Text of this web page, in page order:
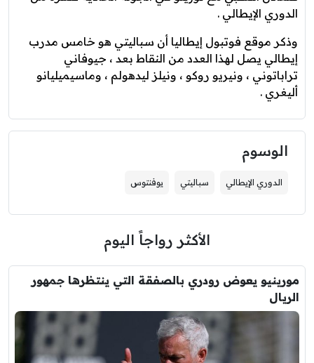
الدوري الإيطالي .
وذكر موقع فوتبول إيطاليا أن سباليتي هو خامس مدرب
إيطالي يصل لهذا العدد من النقاط بعد ، جيوفاني
تراباتوني ، ونيريو روكو ، ونيلز ليدهولم ، وماسيميليانو
أليغري .
الوسوم
الدوري الإيطالي سباليتي يوفنتوس
الأكثر رواجاً اليوم
مورينيو يعوض رودري بالصفقة التي ينتظرها جمهور
الريال